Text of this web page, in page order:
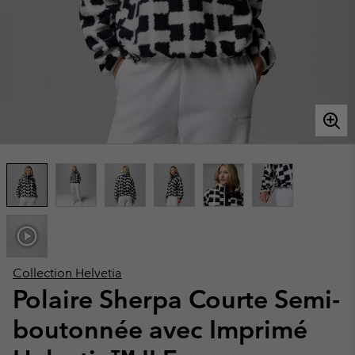
Collection Helvetia
Polaire Sherpa Courte Semi-
boutonnée avec Imprimé